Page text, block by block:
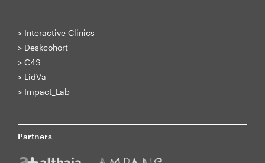
> Interactive Clinics
> Deskcohort
> C4S
> LidVa
> Impact_Lab
Partners